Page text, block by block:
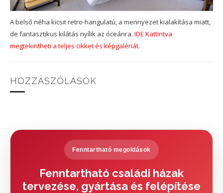
A belső néha kicsit retro-hangulatú, a mennyezet kialakítása miatt,
de fantasztikus kilátás nyílik az óceánra. IDE Kattintva
megtekintheti a teljes cikket és képgalériát.
HOZZÁSZÓLÁSOK
Fenntartható megoldások
Fenntartható családi házak
tervezése, gyártása és felépítése